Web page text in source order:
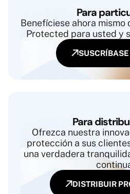
Para
Benefíciese ahora mismo
Protected para usted y
Para
Ofrezca nuestra
protección a sus
una verdadera
DISTRIBUIR